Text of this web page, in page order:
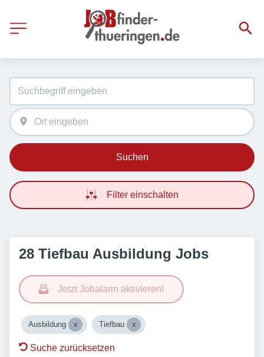
Suchen
Filter einschalten
28 Tiefbau Ausbildung Jobs
Jetzt Jobalarm aktivieren!
Ausbildung Tiefbau
Suche zurücksetzen